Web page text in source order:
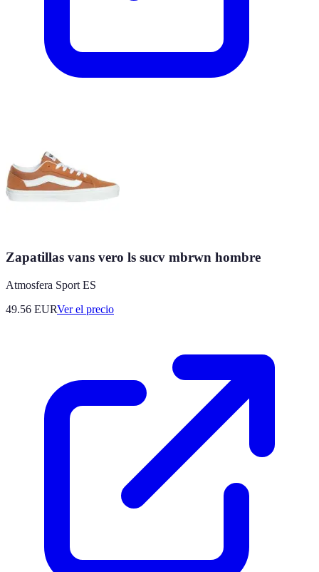
Zapatillas vans vero ls sucv mbrwn hombre
Atmosfera Sport ES
49.56 EURVer el precio